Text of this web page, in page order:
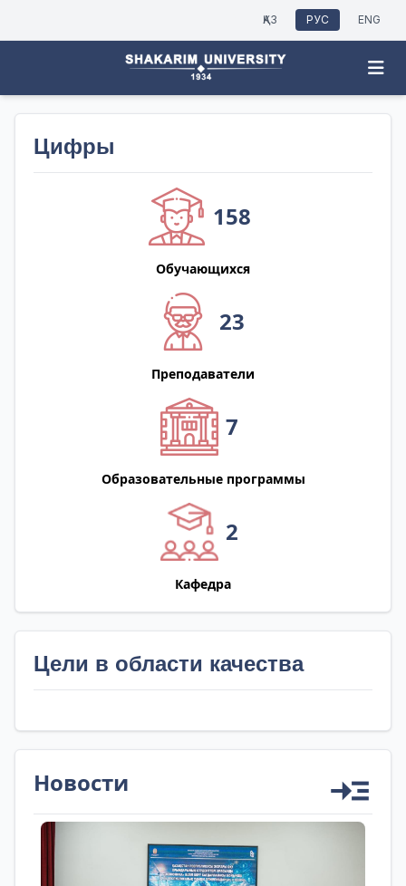
ҚАЗ РУС ENG
Цифры
158
Обучающихся
23
Преподаватели
7
Образовательные программы
2
Кафедра
Цели в области качества
Новости